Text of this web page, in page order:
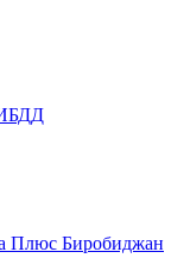
Плюс Биробиджан